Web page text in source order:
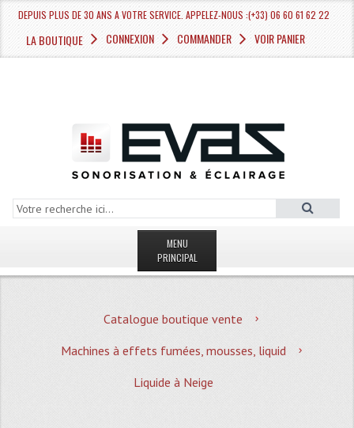
DEPUIS PLUS DE 30 ANS A VOTRE SERVICE. APPELEZ-NOUS :(+33) 06 60 61 62 22
LA BOUTIQUE CONNEXION COMMANDER VOIR PANIER
MENU
PRINCIPAL
MAGASIN
Quoi De Neuf?
Promotions
Catalogue boutique vente
Machines à effets fumées, mousses, liquid
Liquide à Neige